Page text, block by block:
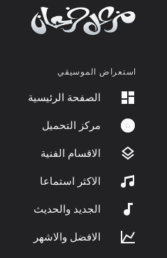
استعراض الموسيقي
الصفحة الرئيسية
مركز التحميل
الاقسام الفنية
الاكثر استماعا
الجديد والحديث
الافضل والاشهر